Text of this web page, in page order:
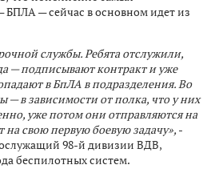
БПЛА — сейчас в основном идет из
службы. Ребята отслужили,
— подписывают контракт и уже
в БпЛА в подразделения. Во
— в зависимости от полка, что у них
уже потом они отправляются на
на свою первую боевую задачу», -
98-й дивизии ВДВ,
беспилотных систем.